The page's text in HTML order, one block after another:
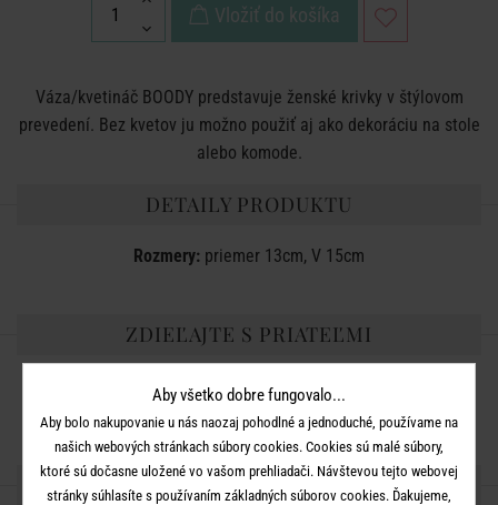
Vložiť do košíka
Váza/kvetináč BOODY predstavuje ženské krivky v štýlovom
prevedení. Bez kvetov ju možno použiť aj ako dekoráciu na stole
alebo komode.
DETAILY PRODUKTU
Rozmery: priemer 13cm, V 15cm
ZDIEĽAJTE S PRIATEĽMI
ĎALŠIE PRODUKTY ZO SÉRIE
Aby všetko dobre fungovalo...
Aby bolo nakupovanie u nás naozaj pohodlné a jednoduché, používame na
našich webových stránkach súbory cookies. Cookies sú malé súbory,
ktoré sú dočasne uložené vo vašom prehliadači. Návštevou tejto webovej
stránky súhlasíte s používaním základných súborov cookies. Ďakujeme,